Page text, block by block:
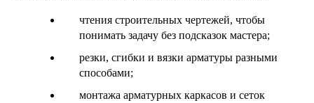
чтения строительных чертежей, чтобы
понимать задачу без подсказок мастера;
резки, сгибки и вязки арматуры разными
способами;
монтажа арматурных каркасов и сеток